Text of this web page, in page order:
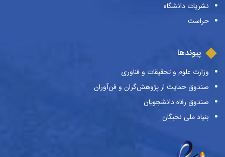
نشریات دانشگاه
حراست
پیوندها
وزارت علوم و تحقیقات و فناوری
صندوق حمایت از پژوهش‌گران و فن‌آوران
صندوق رفاه دانشجویان
بنیاد ملی نخبگان